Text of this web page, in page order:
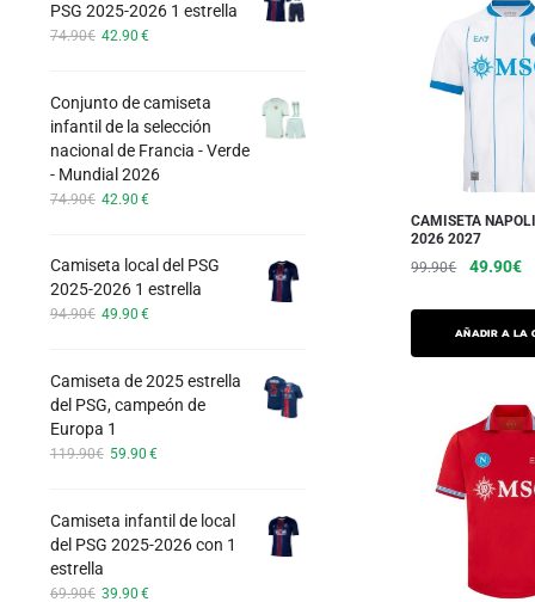
variaciones.
Las
opciones
pueden
la
página
producto.
CAMISETA
2026 2027
99.90€
El
49.90€El
es:
Añadir a la
Este
producto
variaciones.
opciones
PSG 2025-2026 1 estrella
74.90€ El
era:
74.90€.
42.90 €El
es:
42.90€.
Conjunto de camiseta
infantil de la selección
nacional de Francia - Verde
- Mundial 2026
74.90€ El
era:
74.90€.
42.90 €El
es:
42.90€.
Camiseta local del PSG
2025-2026 1 estrella
94.90€ El
era:
94.90€.
49.90 €El
es:
49.90€.
Camiseta de 2025 estrella
del PSG, campeón de
Europa 1
119.90€ El
era:
119.90€.
59.90 €El
es:
59.90€.
Camiseta infantil de local
del PSG 2025-2026 con 1
estrella
69.90€ El
39.90 €El